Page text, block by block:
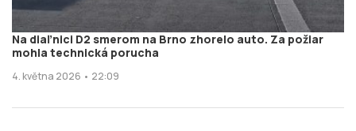
Na diaľnici D2 smerom na Brno zhorelo auto. Za požiar
mohla technická porucha
4. května 2026 • 22:09